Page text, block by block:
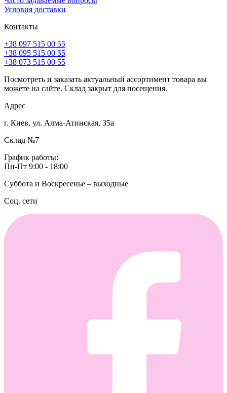
Условия доставки
Контакты
+38 097 515 00 55
+38 095 515 00 55
+38 073 515 00 55
Посмотреть и заказать актуальный ассортимент товара вы
можете на сайте. Склад закрыт для посещения.
Адрес
г. Киев, ул. Алма-Атинская, 35а
Склад №7
График работы:
Пн-Пт 9:00 - 18:00
Суббота и Воскресенье – выходные
Соц. сети